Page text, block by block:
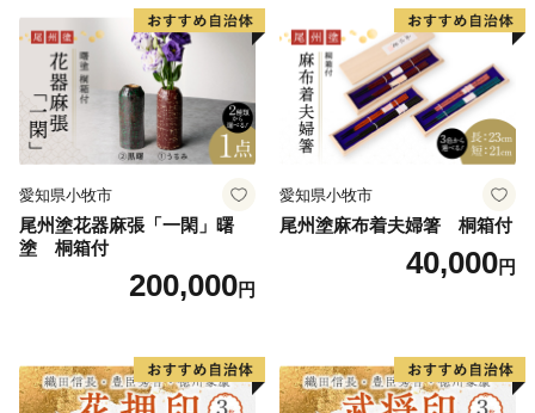
ふるさと納税を通じて、まちの再生・活性化、豊かな自
然や文化の継承など、平取町が抱えている課題解決にお
力添えいただいけますとともに、平取町ならではの特産
品をご堪能いただけると幸いです。
ウイルス効果 お取り寄せ 愛
知県 小牧市 送料無料
抗ウイルス効果 お取り寄せ
愛知県 小牧市 送料無料
愛知県小牧市
尾州塗花器麻張「一閑」曙
塗 桐箱付
200,000円
愛知県小牧市
尾州塗麻布着夫婦箸 桐箱付
40,000円